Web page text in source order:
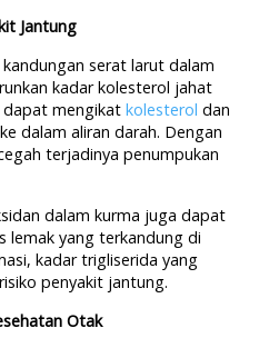
Jantung
kandungan serat larut dalam
kadar kolesterol jahat
dapat mengikatkolesterol dan
dalam aliran darah. Dengan
terjadinya penumpukan
dalam kurma juga dapat
lemak yang terkandung di
kadar trigliserida yang
penyakit jantung.
Otak